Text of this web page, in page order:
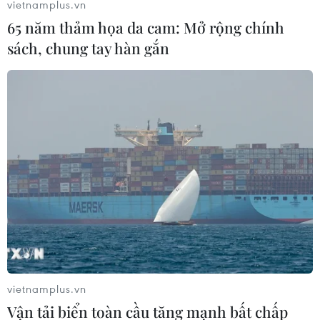
#Vi khuẩn #Quy tắc 5 giây
#Nhiễm khuẩn
#Ngộ độc thực phẩm
#Thức ăn rơi xuống đất
vietnamplus.vn
65 năm thảm họa da cam: Mở rộng chính
sách, chung tay hàn gắn
vietnamplus.vn
Vận tải biển toàn cầu tăng mạnh bất chấp